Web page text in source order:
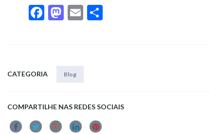
F
o
k
M
o
E
CATEGORIA Blog
COMPARTILHE NAS REDES SOCIAIS